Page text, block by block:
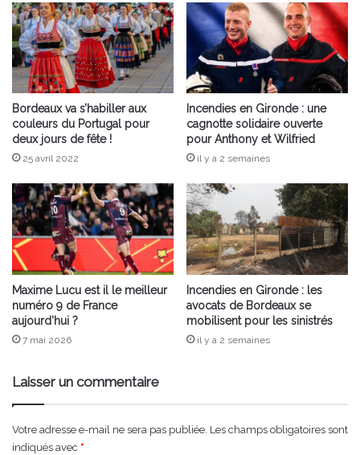
Bordeaux va s’habiller aux
couleurs du Portugal pour
deux jours de fête !
25 avril 2022
Incendies en Gironde : une
cagnotte solidaire ouverte
pour Anthony et Wilfried
il y a 2 semaines
Maxime Lucu est il le meilleur
numéro 9 de France
aujourd’hui ?
7 mai 2026
Incendies en Gironde : les
avocats de Bordeaux se
mobilisent pour les sinistrés
il y a 2 semaines
Laisser un commentaire
Votre adresse e-mail ne sera pas publiée. Les champs obligatoires sont
indiqués avec *